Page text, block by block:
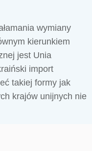
wymiany
kierunkiem
jest Unia
import
takiej formy jak
krajów unijnych nie